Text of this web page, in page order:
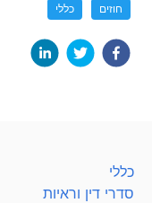
חוזים כללי
כללי
סדרי דין וראיות